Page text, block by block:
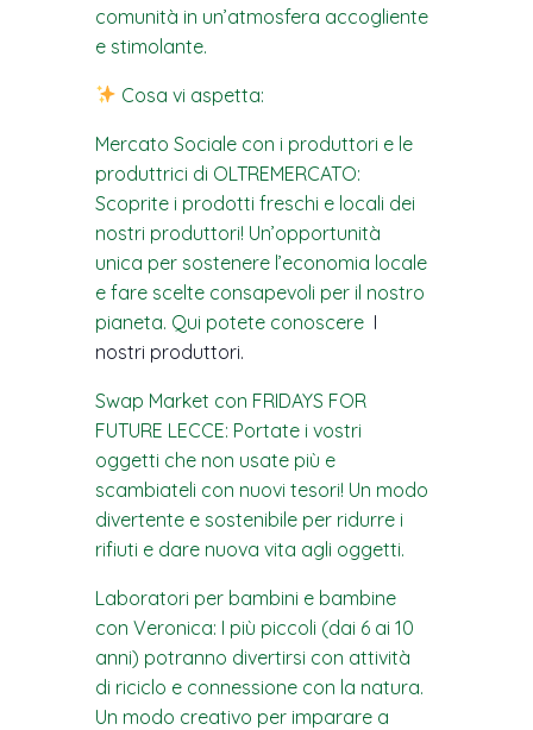
comunità in un’atmosfera accogliente
e stimolante.
Cosa vi aspetta:
Mercato Sociale con i produttori e le
produttrici di OLTREMERCATO:
Scoprite i prodotti freschi e locali dei
nostri produttori! Un’opportunità
unica per sostenere l’economia locale
e fare scelte consapevoli per il nostro
pianeta. Qui potete conoscere I
nostri produttori.
Swap Market con FRIDAYS FOR
FUTURE LECCE: Portate i vostri
oggetti che non usate più e
scambiateli con nuovi tesori! Un modo
divertente e sostenibile per ridurre i
rifiuti e dare nuova vita agli oggetti.
Laboratori per bambini e bambine
con Veronica: I più piccoli (dai 6 ai 10
anni) potranno divertirsi con attività
di riciclo e connessione con la natura.
Un modo creativo per imparare a